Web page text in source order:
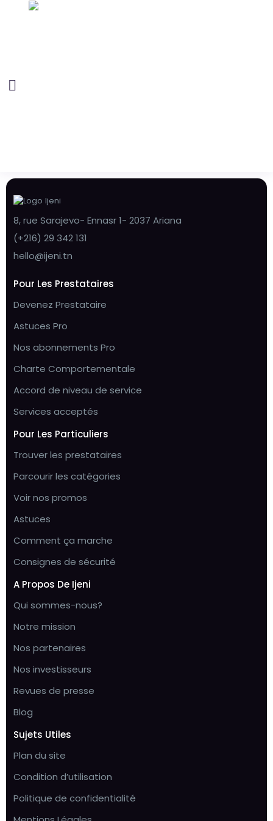
8, rue Sarajevo- Ennasr 1- 2037 Ariana
(+216) 29 342 131
hello@ijeni.tn
Pour Les Prestataires
Devenez Prestataire
Astuces Pro
Nos abonnements Pro
Charte Comportementale
Accord de niveau de service
Services acceptés
Pour Les Particuliers
Trouver les prestataires
Parcourir les catégories
Voir nos promos
Astuces
Comment ça marche
Consignes de sécurité
A Propos De Ijeni
Qui sommes-nous?
Notre mission
Nos partenaires
Nos investisseurs
Revues de presse
Blog
Sujets Utiles
Plan du site
Condition d’utilisation
Politique de confidentialité